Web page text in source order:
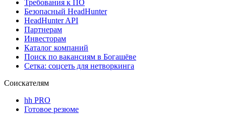
Требования к ПО
Безопасный HeadHunter
HeadHunter API
Партнерам
Инвесторам
Каталог компаний
Поиск по вакансиям в Богашёве
Сетка: соцсеть для нетворкинга
Соискателям
hh PRO
Готовое резюме